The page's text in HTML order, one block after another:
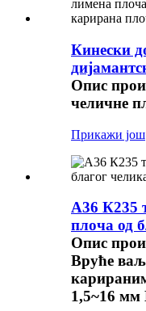
Кинески
Опис
челичне
Прикажи још
А36 К235
плоча од
Опис
Вруће
1,5~16